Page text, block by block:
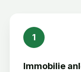
1
Immobilie